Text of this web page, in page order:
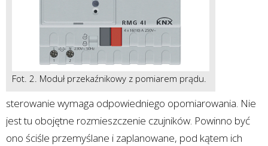
Fot. 2. Moduł przekaźnikowy z pomiarem prądu.
sterowanie wymaga odpowiedniego opomiarowania. Nie
jest tu obojętne rozmieszczenie czujników. Powinno być
ono ściśle przemyślane i zaplanowane, pod kątem ich